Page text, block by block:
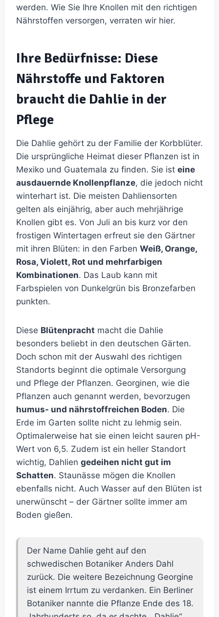
werden. Wie Sie Ihre Knollen mit den richtigen
Nährstoffen versorgen, verraten wir hier.
Ihre Bedürfnisse: Diese
Nährstoffe und Faktoren
braucht die Dahlie in der
Pflege
Die Dahlie gehört zu der Familie der Korbblüter.
Die ursprüngliche Heimat dieser Pflanzen ist in
Mexiko und Guatemala zu finden. Sie ist eine
ausdauernde Knollenpflanze, die jedoch nicht
winterhart ist. Die meisten Dahliensorten
gelten als einjährig, aber auch mehrjährige
Knollen gibt es. Von Juli an bis kurz vor den
frostigen Wintertagen erfreut sie den Gärtner
mit ihren Blüten: in den Farben Weiß, Orange,
Rosa, Violett, Rot und mehrfarbigen
Kombinationen. Das Laub kann mit
Farbspielen von Dunkelgrün bis Bronzefarben
punkten.
Diese Blütenpracht macht die Dahlie
besonders beliebt in den deutschen Gärten.
Doch schon mit der Auswahl des richtigen
Standorts beginnt die optimale Versorgung
und Pflege der Pflanzen. Georginen, wie die
Pflanzen auch genannt werden, bevorzugen
humus- und nährstoffreichen Boden. Die
Erde im Garten sollte nicht zu lehmig sein.
Optimalerweise hat sie einen leicht sauren pH-
Wert von 6,5. Zudem ist ein heller Standort
wichtig, Dahlien gedeihen nicht gut im
Schatten. Staunässe mögen die Knollen
ebenfalls nicht. Auch Wasser auf den Blüten ist
unerwünscht – der Gärtner sollte immer am
Boden gießen.
Der Name Dahlie geht auf den
schwedischen Botaniker Anders Dahl
zurück. Die weitere Bezeichnung Georgine
ist einem Irrtum zu verdanken. Ein Berliner
Botaniker nannte die Pflanze Ende des 18.